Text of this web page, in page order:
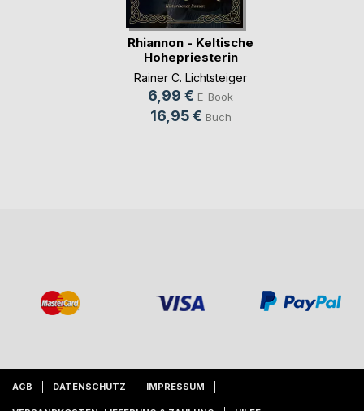
Rhiannon - Keltische
Hohepriesterin
Rainer C. Lichtsteiger
6,99 € E-Book
16,95 € Buch
AGB DATENSCHUTZ IMPRESSUM